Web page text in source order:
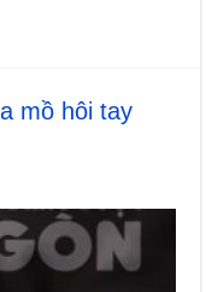
mồ hôi tay